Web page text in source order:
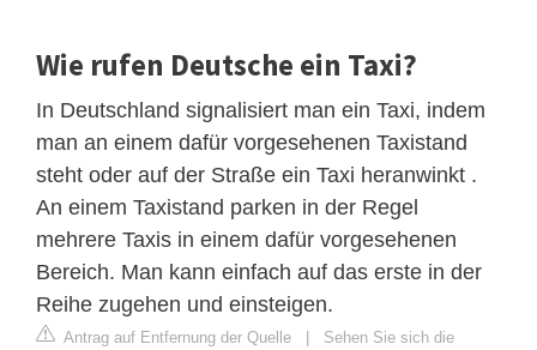
Wie rufen Deutsche ein Taxi?
In Deutschland signalisiert man ein Taxi, indem
man an einem dafür vorgesehenen Taxistand
steht oder auf der Straße ein Taxi heranwinkt .
An einem Taxistand parken in der Regel
mehrere Taxis in einem dafür vorgesehenen
Bereich. Man kann einfach auf das erste in der
Reihe zugehen und einsteigen.
Antrag auf Entfernung der Quelle
Sehen Sie sich die